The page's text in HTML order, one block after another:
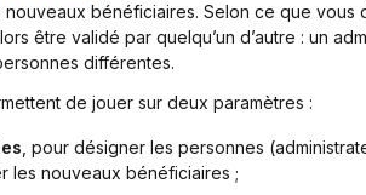
bénéficiaires. Selon ce que vous
être validé par quelqu’un d’autre : un
différentes.
de jouer sur deux paramètres :
, pour désigner les personnes
les nouveaux bénéficiaires ;